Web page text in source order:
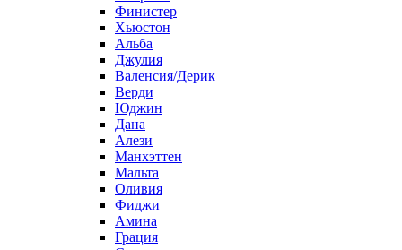
Финистер
Хьюстон
Альба
Джулия
Валенсия/Дерик
Верди
Юджин
Дана
Алези
Манхэттен
Мальта
Оливия
Фиджи
Амина
Грация